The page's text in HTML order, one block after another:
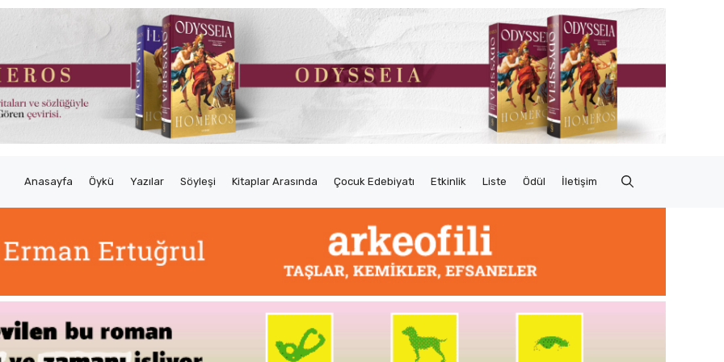
Anasayfa Öykü Yazılar Söyleşi Kitaplar Arasında Çocuk Edebiyatı Etkinlik Liste Ödül İletişim